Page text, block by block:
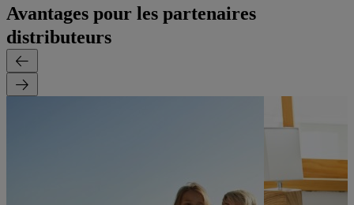
Avantages pour les partenaires
distributeurs